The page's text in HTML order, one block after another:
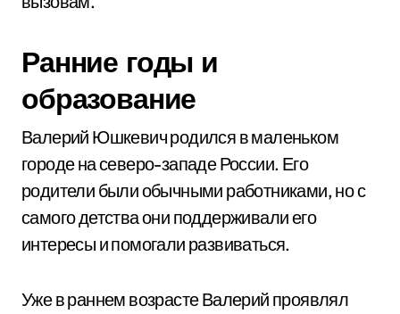
Ранние годы и
образование
Валерий Юшкевич родился в маленьком
городе на северо-западе России. Его
родители были обычными работниками, но с
самого детства они поддерживали его
интересы и помогали развиваться.
Уже в раннем возрасте Валерий проявлял